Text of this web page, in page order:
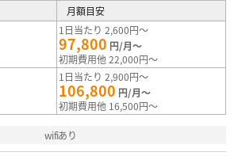
月額目安
1日当たり 2,600円～
97,800 円/月～
初期費用他 22,000円～
1日当たり 2,900円～
106,800 円/月～
初期費用他 16,500円～
wifiあり